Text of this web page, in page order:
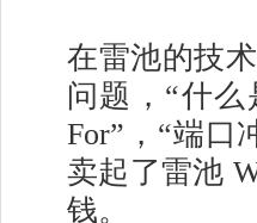
在雷池的技
问题，“什么
For”，“端口
卖起了雷池
钱。